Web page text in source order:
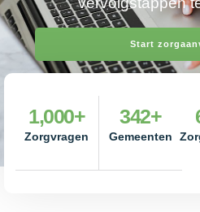
Start
Zorgvragen
1,000+
Gemeenten
342+